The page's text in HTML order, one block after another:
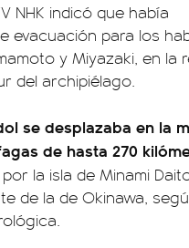
NHK indicó que había
evacuación para los
y Miyazaki, en la
del archipiélago.
se desplazaba en la
de hasta 270
la isla de Minami
de la de Okinawa,